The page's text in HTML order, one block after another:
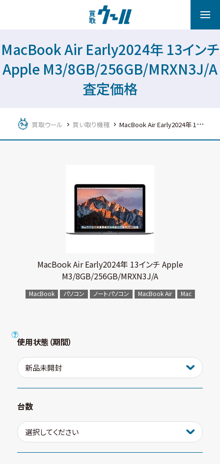
MacBook Air Early2024年 13インチ
Apple M3/8GB/256GB/MRXN3J/A
査定価格
買取ウール 買い取り機種 MacBook Air Early2024年 13インチ Apple M3/8GB/256GB/MRXN3J/A
MacBook Air Early2024年 13インチ Apple
M3/8GB/256GB/MRXN3J/A
MacBook パソコン ノートパソコン MacBook Air Mac
使用状態（期間）
台数